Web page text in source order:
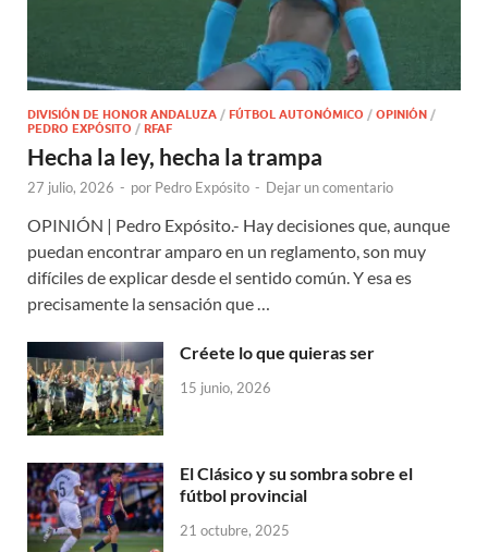
DIVISIÓN DE HONOR ANDALUZA / FÚTBOL AUTONÓMICO / OPINIÓN /
PEDRO EXPÓSITO / RFAF
Hecha la ley, hecha la trampa
27 julio, 2026 - por Pedro Expósito - Dejar un comentario
OPINIÓN | Pedro Expósito.- Hay decisiones que, aunque
puedan encontrar amparo en un reglamento, son muy
difíciles de explicar desde el sentido común. Y esa es
precisamente la sensación que …
Créete lo que quieras ser
15 junio, 2026
El Clásico y su sombra sobre el
fútbol provincial
21 octubre, 2025